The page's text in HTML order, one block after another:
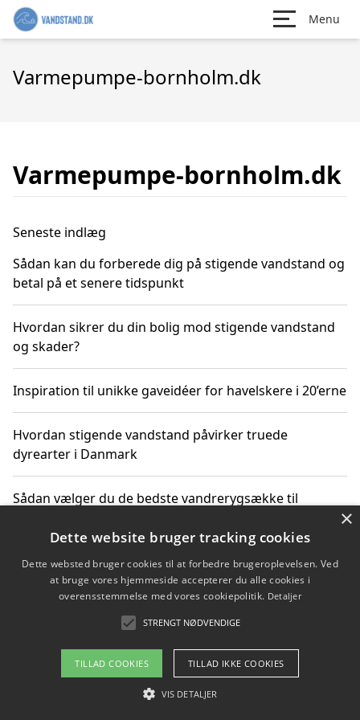
Menu
Varmepumpe-bornholm.dk
Varmepumpe-bornholm.dk
Seneste indlæg
Sådan kan du forberede dig på stigende vandstand og
betal på et senere tidspunkt
Hvordan sikrer du din bolig mod stigende vandstand
og skader?
Inspiration til unikke gaveidéer for havelskere i 20’erne
Hvordan stigende vandstand påvirker truede
dyrearter i Danmark
Sådan vælger du de bedste vandrerygsække til
Copyright 2026 - Pilanto Aps
Om / kontakt
×
Dette website bruger tracking cookies
Dette websted bruger cookies til at forbedre brugeroplevelsen. Ved
at bruge vores hjemmeside accepterer du alle cookies i
overensstemmelse med vores cookiepolitik. Detaljer
STRENGT NØDVENDIGE
TILLAD COOKIES TILLAD IKKE COOKIES
VIS DETALJER